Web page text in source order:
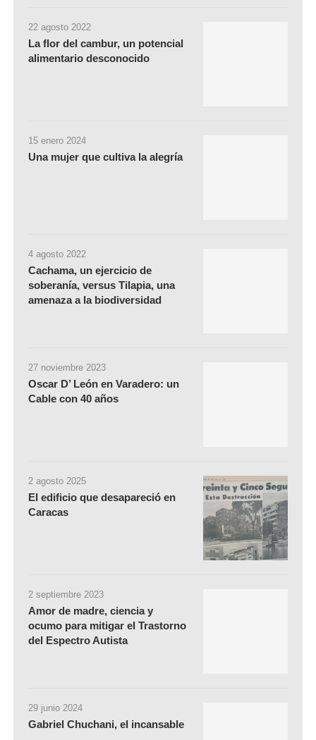
22 agosto 2022
La flor del cambur, un potencial
alimentario desconocido
15 enero 2024
Una mujer que cultiva la alegría
4 agosto 2022
Cachama, un ejercicio de
soberanía, versus Tilapia, una
amenaza a la biodiversidad
27 noviembre 2023
Oscar D’ León en Varadero: un
Cable con 40 años
2 agosto 2025
El edificio que desapareció en
Caracas
2 septiembre 2023
Amor de madre, ciencia y
ocumo para mitigar el Trastorno
del Espectro Autista
29 junio 2024
Gabriel Chuchani, el incansable